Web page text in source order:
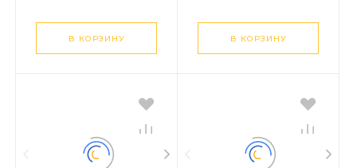
В КОРЗИНУ В КОРЗИНУ